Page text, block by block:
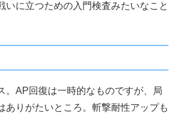
いに立つための入門検査みたいなこと
。AP回復は一時的なものですが、局
ありがたいところ。斬撃耐性アップも